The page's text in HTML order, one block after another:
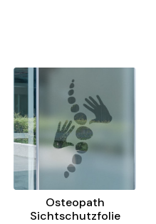
Osteopath
Sichtschutzfolie